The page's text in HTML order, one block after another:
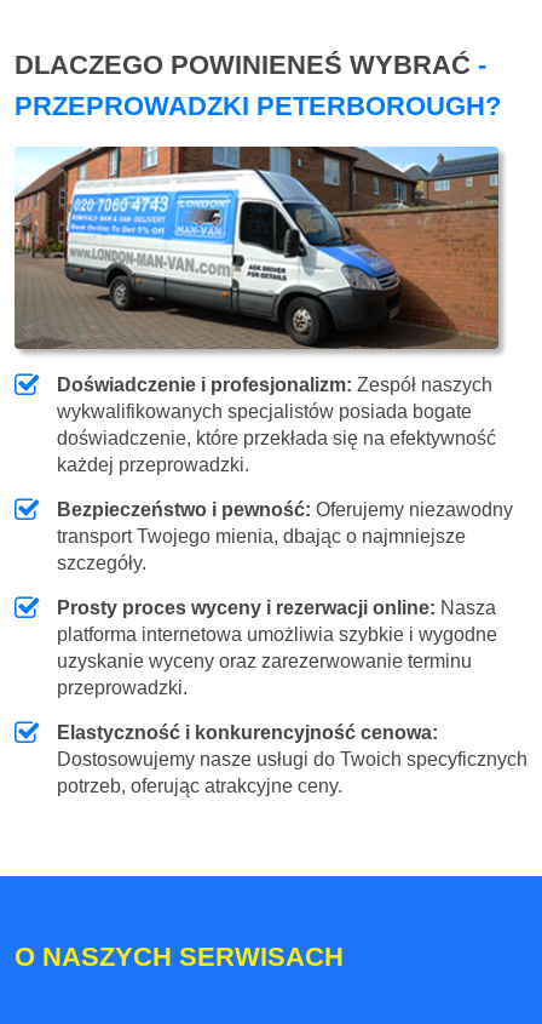
DLACZEGO POWINIENEŚ WYBRAĆ -
PRZEPROWADZKI PETERBOROUGH?
Doświadczenie i profesjonalizm: Zespół naszych
wykwalifikowanych specjalistów posiada bogate
doświadczenie, które przekłada się na efektywność
każdej przeprowadzki.
Bezpieczeństwo i pewność: Oferujemy niezawodny
transport Twojego mienia, dbając o najmniejsze
szczegóły.
Prosty proces wyceny i rezerwacji online: Nasza
platforma internetowa umożliwia szybkie i wygodne
uzyskanie wyceny oraz zarezerwowanie terminu
przeprowadzki.
Elastyczność i konkurencyjność cenowa:
Dostosowujemy nasze usługi do Twoich specyficznych
potrzeb, oferując atrakcyjne ceny.
O NASZYCH SERWISACH